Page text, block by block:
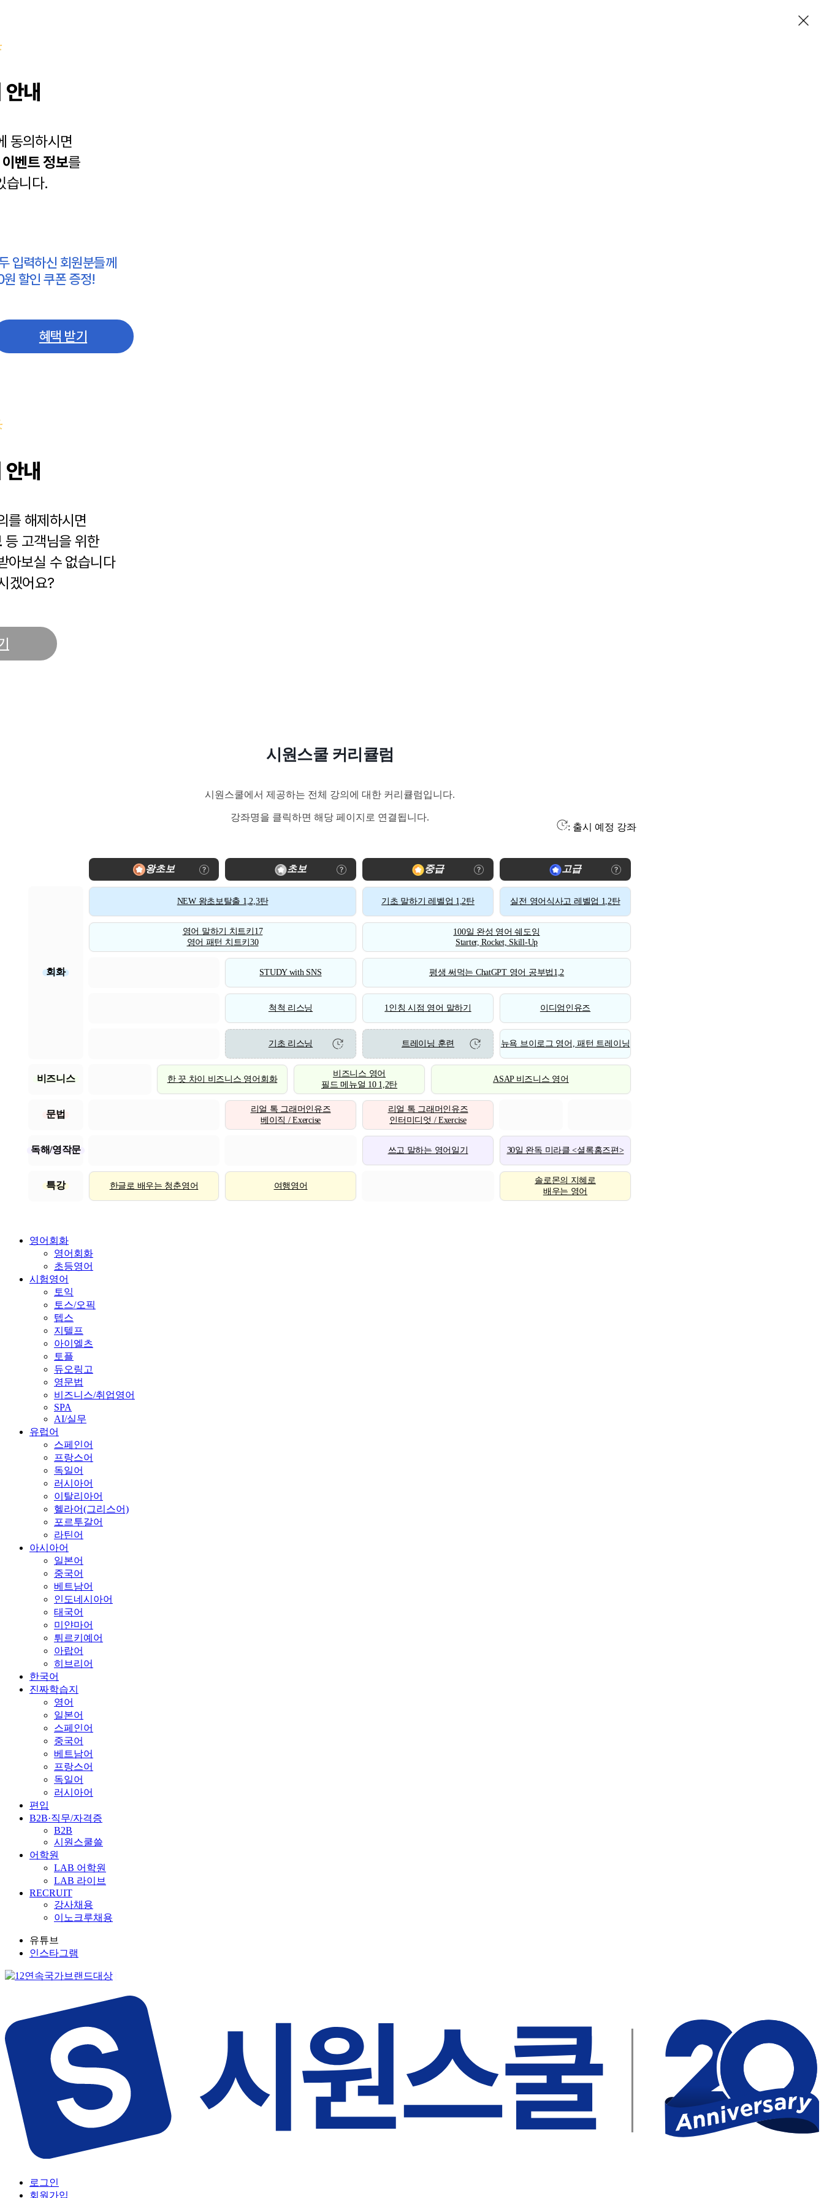
내
동의하시면
이벤트 정보를
습니다.
입력하신 회원분들께
할인 쿠폰 증정!
혜택 받기
내
를 해제하시면
등 고객님을 위한
아보실 수 없습니다
겠어요?
시원스쿨 커리큘럼
시원스쿨에서 제공하는 전체 강의에 대한 커리큘럼입니다.
강좌명을 클릭하면 해당 페이지로 연결됩니다.
: 출시 예정 강좌
왕초보 초보 중급 고급
회화
NEW 왕초보탈출 1,2,3탄 기초 말하기 레벨업 1,2탄 실전 영어식사고 레벨업 1,2탄
영어 말하기 치트키17
영어 패턴 치트키30
100일 완성 영어 쉐도잉
Starter, Rocket, Skill-Up
STUDY with SNS 평생 써먹는 ChatGPT 영어 공부법1,2
척척 리스닝 1인칭 시점 영어 말하기 이디엄인유즈
기초 리스닝 트레이닝 훈련 뉴욕 브이로그 영어, 패턴 트레이닝
비즈니스 한 끗 차이 비즈니스 영어회화
비즈니스 영어
필드 메뉴얼 10 1,2탄
ASAP 비즈니스 영어
문법
리얼 톡 그래머인유즈
베이직 / Exercise
리얼 톡 그래머인유즈
인터미디엇 / Exercise
독해/영작문 쓰고 말하는 영어일기 30일 완독 미라클 <셜록홈즈편>
특강 한글로 배우는 청춘영어 여행영어
솔로몬의 지혜로
배우는 영어
영어회화
영어회화
초등영어
시험영어
토익
토스/오픽
텝스
지텔프
아이엘츠
토플
듀오링고
영문법
비즈니스/취업영어
SPA
AI/실무
유럽어
스페인어
프랑스어
독일어
러시아어
이탈리아어
헬라어(그리스어)
포르투갈어
라틴어
아시아어
일본어
중국어
베트남어
인도네시아어
태국어
미얀마어
튀르키예어
아랍어
히브리어
한국어
진짜학습지
영어
일본어
스페인어
중국어
베트남어
프랑스어
독일어
러시아어
편입
B2B·직무/자격증
B2B
시원스쿨쓸
어학원
LAB 어학원
LAB 라이브
RECRUIT
강사채용
이노크루채용
유튜브
인스타그램
로그인
회원가입